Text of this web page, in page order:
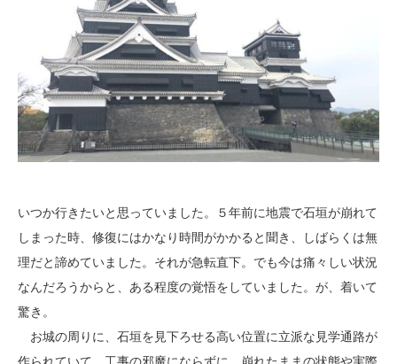
いつか行きたいと思っていました。５年前に地震で石垣が崩れて
しまった時、修復にはかなり時間がかかると聞き、しばらくは無
理だと諦めていました。それが急転直下。でも今は痛々しい状況
なんだろうからと、ある程度の覚悟をしていました。が、着いて
驚き。
お城の周りに、石垣を見下ろせる高い位置に立派な見学通路が